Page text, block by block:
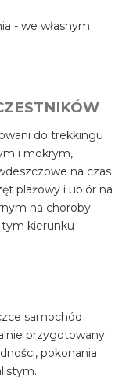
- we własnym
do trekkingu
i mokrym,
na czas
plażowy i ubiór na
na choroby
kierunku
samochód
przygotowany
pokonania